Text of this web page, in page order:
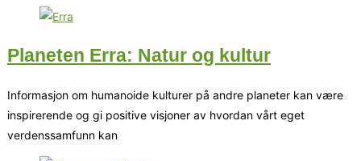
Planeten Erra: Natur og kultur
Informasjon om humanoide kulturer på andre planeter kan være
inspirerende og gi positive visjoner av hvordan vårt eget
verdenssamfunn kan